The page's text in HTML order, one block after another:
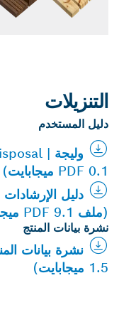
التنزيلات
دليل المستخدم
PDF 0.1 ميجابايت)
(ملف PDF 9.1 ميجابايت)
نشرة بيانات المنتج
1.5 ميجابايت)